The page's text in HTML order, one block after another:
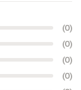
(0)
(0)
(0)
(0)